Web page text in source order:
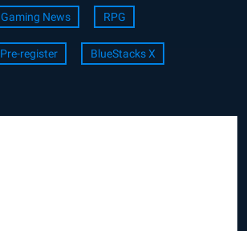
Gaming News RPG
Pre-register BlueStacks X